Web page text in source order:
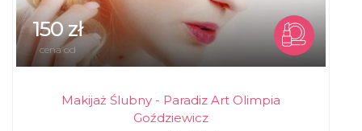
150 zł
cena od
Makijaż Ślubny - Paradiz Art Olimpia
Goździewicz